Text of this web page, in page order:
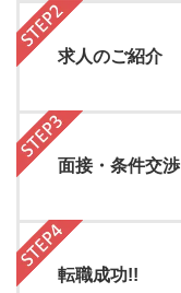
求人のご紹介
面接・条件交渉
転職成功!!